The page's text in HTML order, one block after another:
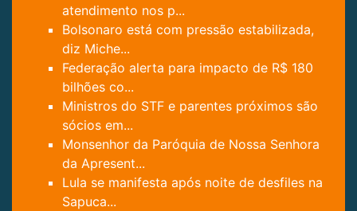
atendimento nos p...
Bolsonaro está com pressão estabilizada,
diz Miche...
Federação alerta para impacto de R$ 180
bilhões co...
Ministros do STF e parentes próximos são
sócios em...
Monsenhor da Paróquia de Nossa Senhora
da Apresent...
Lula se manifesta após noite de desfiles na
Sapuca...